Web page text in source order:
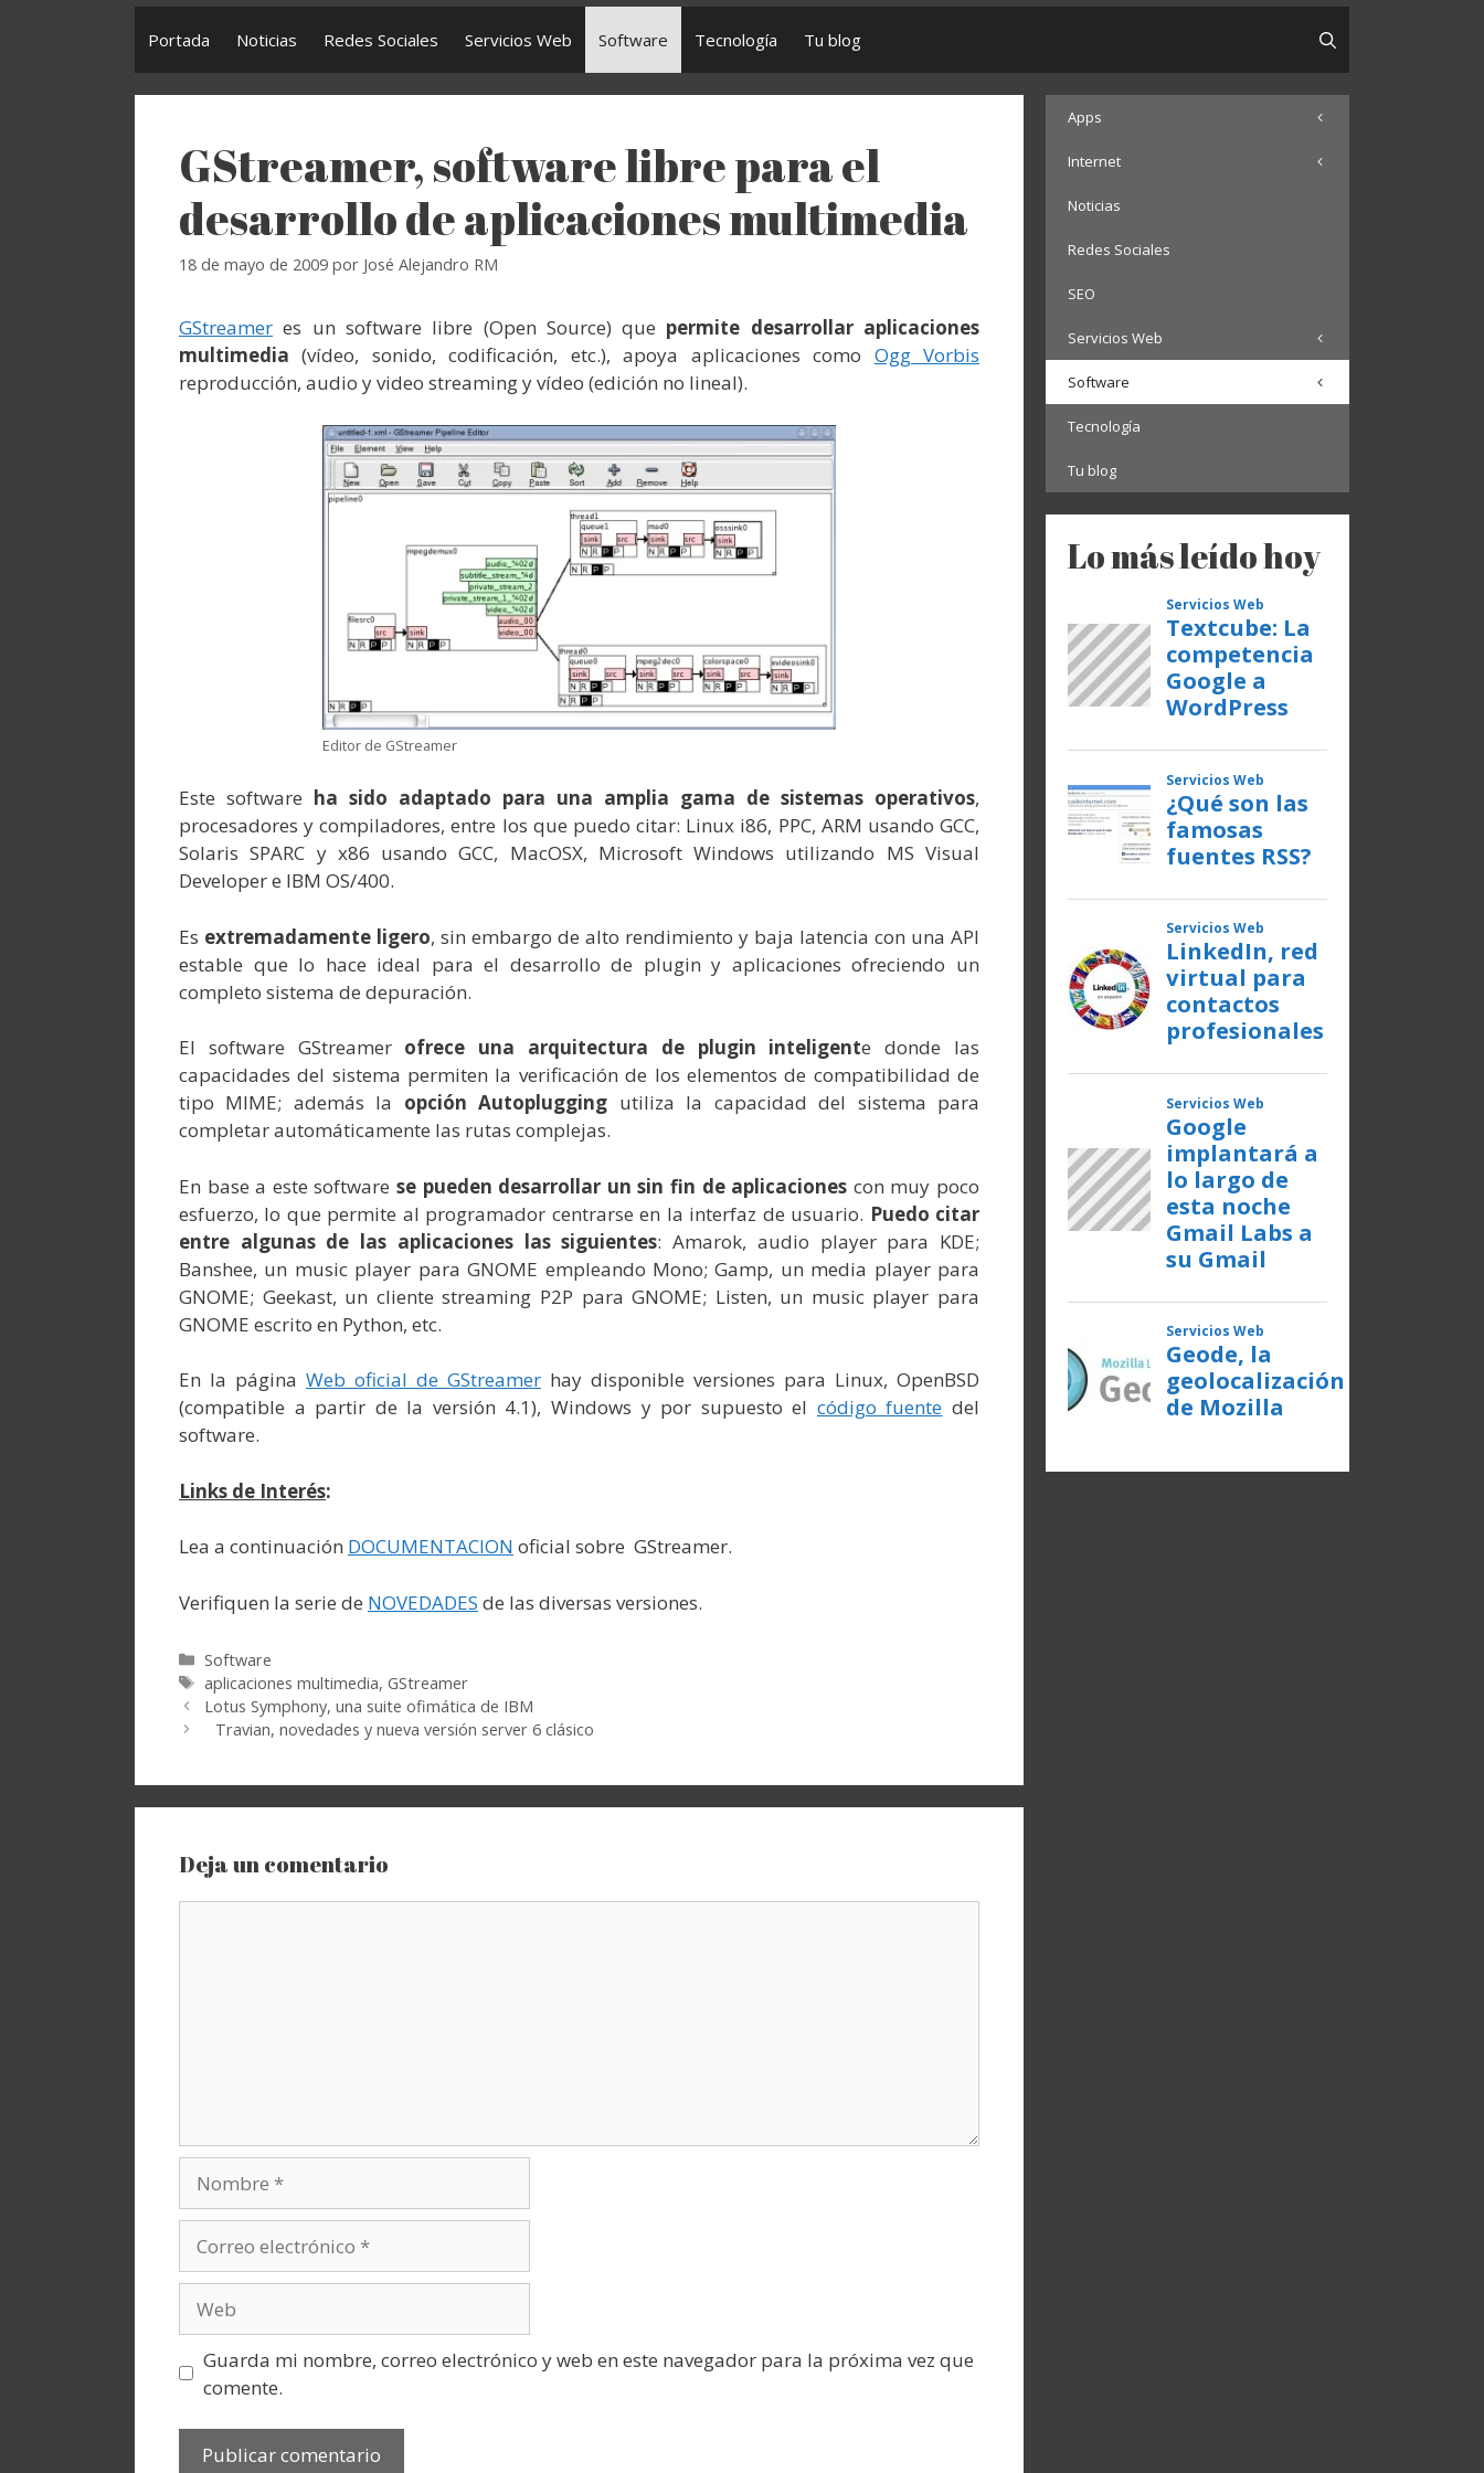
Portada Noticias Redes Sociales Servicios Web Software Tecnología Tu blog
GStreamer, software libre para el
desarrollo de aplicaciones multimedia
18 de mayo de 2009 por José Alejandro RM
GStreamer es un software libre (Open Source) que permite desarrollar aplicaciones
multimedia (vídeo, sonido, codificación, etc.), apoya aplicaciones como Ogg Vorbis
reproducción, audio y video streaming y vídeo (edición no lineal).
Editor de GStreamer
Este software ha sido adaptado para una amplia gama de sistemas operativos,
procesadores y compiladores, entre los que puedo citar: Linux i86, PPC, ARM usando GCC,
Solaris SPARC y x86 usando GCC, MacOSX, Microsoft Windows utilizando MS Visual
Developer e IBM OS/400.
Es extremadamente ligero, sin embargo de alto rendimiento y baja latencia con una API
estable que lo hace ideal para el desarrollo de plugin y aplicaciones ofreciendo un
completo sistema de depuración.
El software GStreamer ofrece una arquitectura de plugin inteligente donde las
capacidades del sistema permiten la verificación de los elementos de compatibilidad de
tipo MIME; además la opción Autoplugging utiliza la capacidad del sistema para
completar automáticamente las rutas complejas.
En base a este software se pueden desarrollar un sin fin de aplicaciones con muy poco
esfuerzo, lo que permite al programador centrarse en la interfaz de usuario. Puedo citar
entre algunas de las aplicaciones las siguientes: Amarok, audio player para KDE;
Banshee, un music player para GNOME empleando Mono; Gamp, un media player para
GNOME; Geekast, un cliente streaming P2P para GNOME; Listen, un music player para
GNOME escrito en Python, etc.
En la página Web oficial de GStreamer hay disponible versiones para Linux, OpenBSD
(compatible a partir de la versión 4.1), Windows y por supuesto el código fuente del
software.
Links de Interés:
Lea a continuación DOCUMENTACION oficial sobre GStreamer.
Verifiquen la serie de NOVEDADES de las diversas versiones.
Categorías
Software
Etiquetas
aplicaciones multimedia,GStreamer
Lotus Symphony, una suite ofimática de IBM
Travian, novedades y nueva versión server 6 clásico
Deja un comentario
electrónico
Guarda mi nombre, correo electrónico y web en este navegador para la próxima vez que
comente.
Apps
Internet
Noticias
Redes Sociales
SEO
Servicios Web
Software
Tecnología
Tu blog
Lo más leído hoy